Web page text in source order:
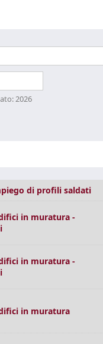
2026
di profili saldati
in muratura -
in muratura -
in muratura